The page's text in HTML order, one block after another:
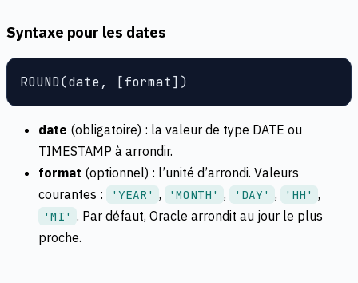
Syntaxe pour les dates
ROUND(date, [format])
date (obligatoire) : la valeur de type DATE ou
TIMESTAMP à arrondir.
format (optionnel) : l’unité d’arrondi. Valeurs
courantes :
'YEAR' , 'MONTH' , 'DAY' , 'HH' ,
'MI' . Par défaut, Oracle arrondit au jour le plus
proche.